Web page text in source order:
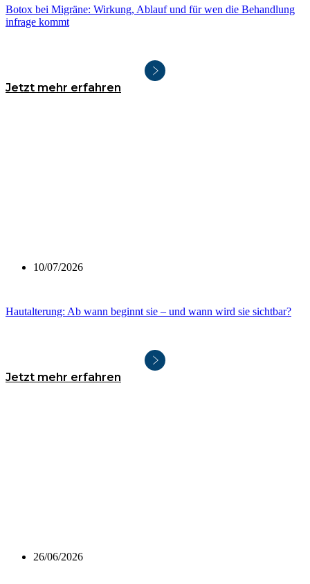
Botox bei Migräne: Wirkung, Ablauf und für wen die Behandlung
infrage kommt
Jetzt mehr erfahren
10/07/2026
Hautalterung: Ab wann beginnt sie – und wann wird sie sichtbar?
Jetzt mehr erfahren
26/06/2026